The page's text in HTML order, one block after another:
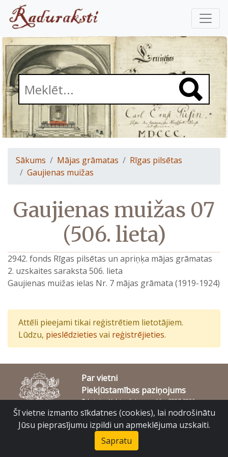
Sākums Mājas grāmatas
Rīgas pilsētas
Gaujienas muižas
Gaujienas muižas 07
(506. lieta)
2942. fonds Rīgas pilsētas un apriņķa mājas grāmatas
2. uzskaites saraksta 506. lieta
Gaujienas muižas ielas Nr. 7 mājas grāmata (1919-1924)
Attēli pieejami tikai reģistrētiem lietotājiem.
Lūdzu, pieslēdzieties vai reģistrējieties.
Par vietni
Piekļūstamības paziņojums
© Latvijas Valsts vēstures arhīvs 2007-2026
Slokas iela 16, Rīga, LV – 1048
Šī vietne izmanto sīkdatnes (cookies), lai nodrošinātu
Jūsu pieprasījumu izpildi un apmeklējuma uzskaiti.
Sapratu